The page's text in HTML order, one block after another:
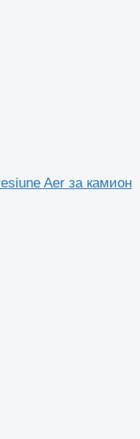
Aer за камион